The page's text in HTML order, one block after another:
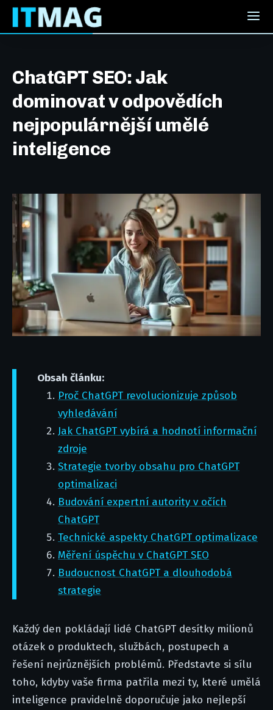
ChatGPT SEO: Jak
dominovat v odpovědích
nejpopulárnější umělé
inteligence
Obsah článku:
Proč ChatGPT revolucionizuje způsob
vyhledávání
Jak ChatGPT vybírá a hodnotí informační
zdroje
Strategie tvorby obsahu pro ChatGPT
optimalizaci
Budování expertní autority v očích
ChatGPT
Technické aspekty ChatGPT optimalizace
Měření úspěchu v ChatGPT SEO
Budoucnost ChatGPT a dlouhodobá
strategie
Každý den pokládají lidé ChatGPT desítky milionů
otázek o produktech, službách, postupech a
řešení nejrůznějších problémů. Představte si sílu
toho, kdyby vaše firma patřila mezi ty, které umělá
inteligence pravidelně doporučuje jako nejlepší